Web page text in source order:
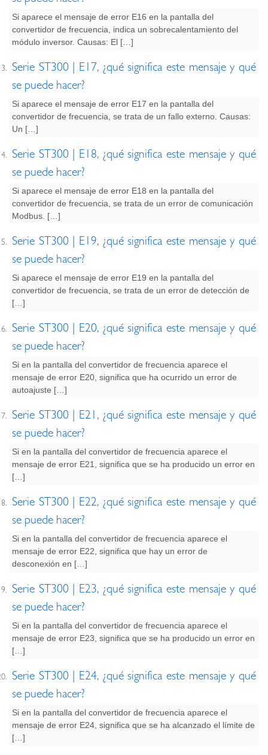
Si aparece el mensaje de error E16 en la pantalla del
convertidor de frecuencia, indica un sobrecalentamiento del
módulo inversor. Causas: El […]
Serie ST300 | E17, ¿qué significa este mensaje y qué
se puede hacer?
Si aparece el mensaje de error E17 en la pantalla del
convertidor de frecuencia, se trata de un fallo externo. Causas:
Un […]
Serie ST300 | E18, ¿qué significa este mensaje y qué
se puede hacer?
Si aparece el mensaje de error E18 en la pantalla del
convertidor de frecuencia, se trata de un error de comunicación
Modbus. […]
Serie ST300 | E19, ¿qué significa este mensaje y qué
se puede hacer?
Si aparece el mensaje de error E19 en la pantalla del
convertidor de frecuencia, se trata de un error de detección de
[…]
Serie ST300 | E20, ¿qué significa este mensaje y qué
se puede hacer?
Si en la pantalla del convertidor de frecuencia aparece el
mensaje de error E20, significa que ha ocurrido un error de
autoajuste […]
Serie ST300 | E21, ¿qué significa este mensaje y qué
se puede hacer?
Si en la pantalla del convertidor de frecuencia aparece el
mensaje de error E21, significa que se ha producido un error en
[…]
Serie ST300 | E22, ¿qué significa este mensaje y qué
se puede hacer?
Si en la pantalla del convertidor de frecuencia aparece el
mensaje de error E22, significa que hay un error de
desconexión en […]
Serie ST300 | E23, ¿qué significa este mensaje y qué
se puede hacer?
Si en la pantalla del convertidor de frecuencia aparece el
mensaje de error E23, significa que se ha producido un error en
[…]
Serie ST300 | E24, ¿qué significa este mensaje y qué
se puede hacer?
Si en la pantalla del convertidor de frecuencia aparece el
mensaje de error E24, significa que se ha alcanzado el límite de
[…]